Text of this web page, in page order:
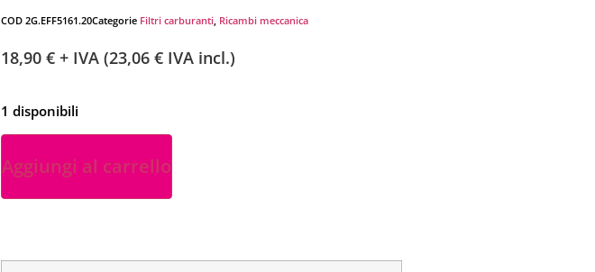
COD 2G.EFF5161.20Categorie Filtri carburanti, Ricambi meccanica
18,90 € + IVA (23,06 € IVA incl.)
1 disponibili
Aggiungi al carrello